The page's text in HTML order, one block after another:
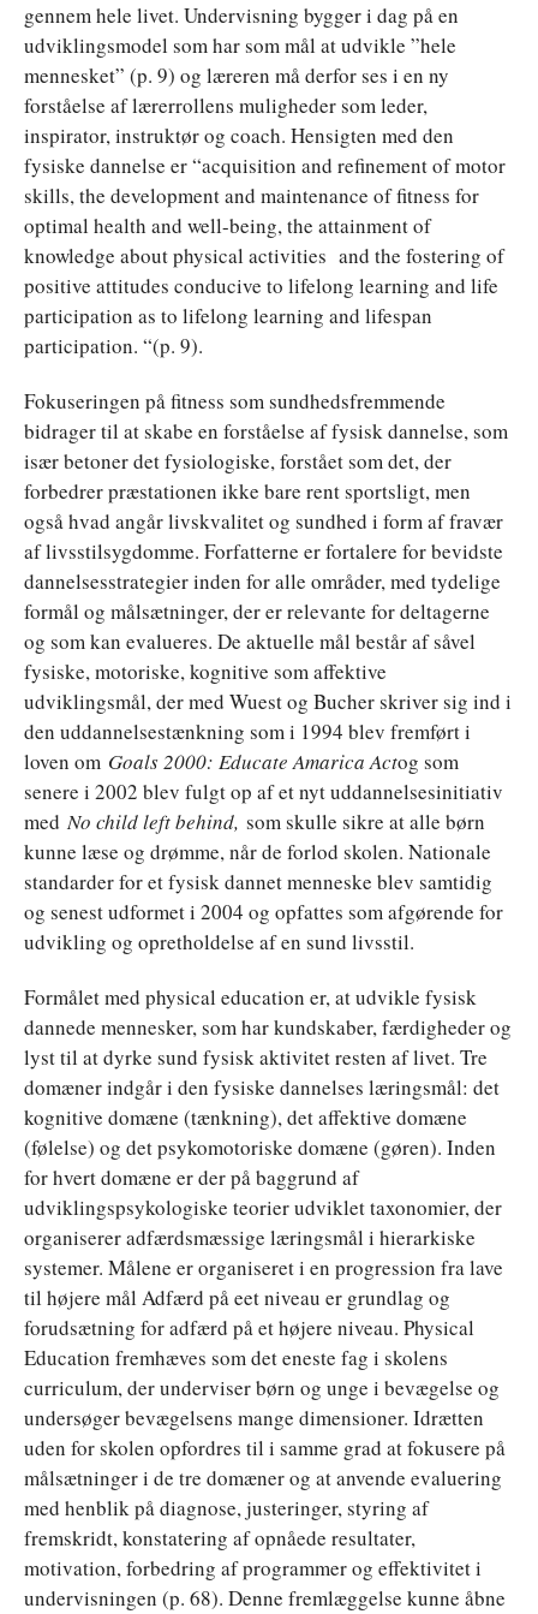
gennem hele livet. Undervisning bygger i dag på en
udviklingsmodel som har som mål at udvikle ”hele
mennesket” (p. 9) og læreren må derfor ses i en ny
forståelse af lærerrollens muligheder som leder,
inspirator, instruktør og coach. Hensigten med den
fysiske dannelse er “acquisition and refinement of motor
skills, the development and maintenance of fitness for
optimal health and well-being, the attainment of
knowledge about physical activities and the fostering of
positive attitudes conducive to lifelong learning and life
participation as to lifelong learning and lifespan
participation. “(p. 9).
Fokuseringen på fitness som sundhedsfremmende
bidrager til at skabe en forståelse af fysisk dannelse, som
især betoner det fysiologiske, forstået som det, der
forbedrer præstationen ikke bare rent sportsligt, men
også hvad angår livskvalitet og sundhed i form af fravær
af livsstilsygdomme. Forfatterne er fortalere for bevidste
dannelsesstrategier inden for alle områder, med tydelige
formål og målsætninger, der er relevante for deltagerne
og som kan evalueres. De aktuelle mål består af såvel
fysiske, motoriske, kognitive som affektive
udviklingsmål, der med Wuest og Bucher skriver sig ind i
den uddannelsestænkning som i 1994 blev fremført i
loven om Goals 2000: Educate Amarica Actog som
senere i 2002 blev fulgt op af et nyt uddannelsesinitiativ
med No child left behind, som skulle sikre at alle børn
kunne læse og drømme, når de forlod skolen. Nationale
standarder for et fysisk dannet menneske blev samtidig
og senest udformet i 2004 og opfattes som afgørende for
udvikling og opretholdelse af en sund livsstil.
Formålet med physical education er, at udvikle fysisk
dannede mennesker, som har kundskaber, færdigheder og
lyst til at dyrke sund fysisk aktivitet resten af livet. Tre
domæner indgår i den fysiske dannelses læringsmål: det
kognitive domæne (tænkning), det affektive domæne
(følelse) og det psykomotoriske domæne (gøren). Inden
for hvert domæne er der på baggrund af
udviklingspsykologiske teorier udviklet taxonomier, der
organiserer adfærdsmæssige læringsmål i hierarkiske
systemer. Målene er organiseret i en progression fra lave
til højere mål Adfærd på eet niveau er grundlag og
forudsætning for adfærd på et højere niveau. Physical
Education fremhæves som det eneste fag i skolens
curriculum, der underviser børn og unge i bevægelse og
undersøger bevægelsens mange dimensioner. Idrætten
uden for skolen opfordres til i samme grad at fokusere på
målsætninger i de tre domæner og at anvende evaluering
med henblik på diagnose, justeringer, styring af
fremskridt, konstatering af opnåede resultater,
motivation, forbedring af programmer og effektivitet i
undervisningen (p. 68). Denne fremlæggelse kunne åbne